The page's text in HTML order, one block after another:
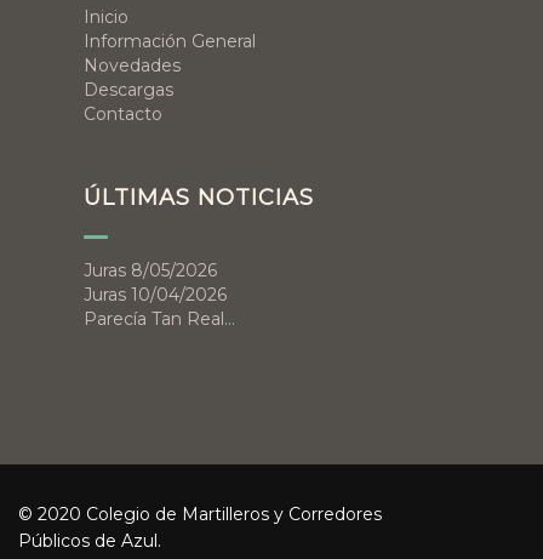
Inicio
Información General
Novedades
Descargas
Contacto
ÚLTIMAS NOTICIAS
Juras 8/05/2026
Juras 10/04/2026
Parecía Tan Real…
© 2020 Colegio de Martilleros y Corredores
Públicos de Azul.